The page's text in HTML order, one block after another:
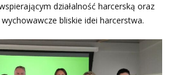
działalność harcerską oraz
bliskie idei harcerstwa.